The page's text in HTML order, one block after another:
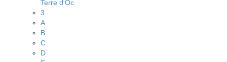
Terre d'Oc
3
A
B
C
D